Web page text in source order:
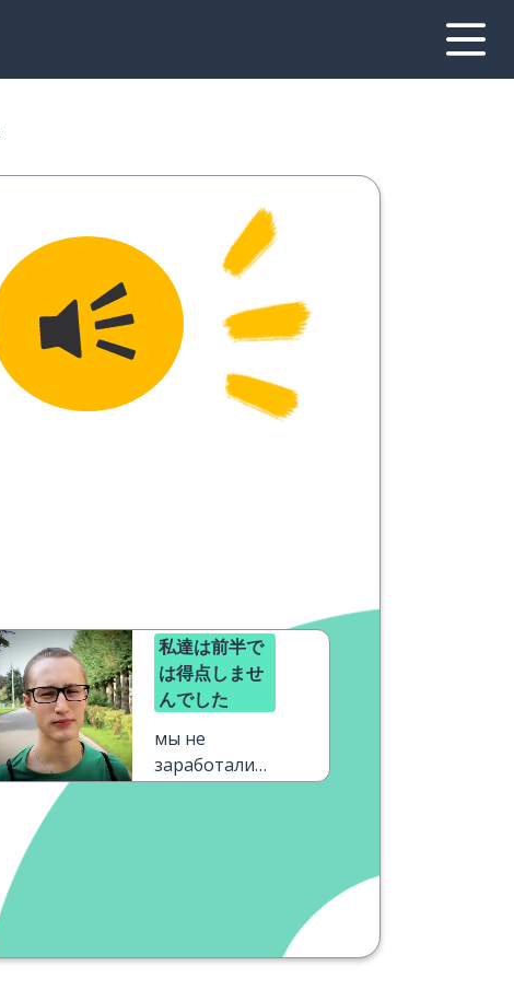
私達は前半で
は得点しませ
んでした
мы не
заработали